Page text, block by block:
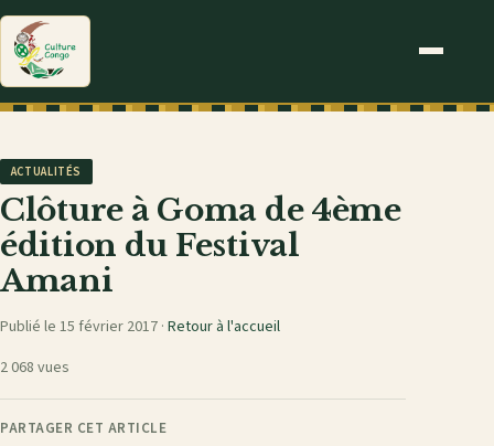
ACTUALITÉS
Clôture à Goma de 4ème
édition du Festival
Amani
Publié le 15 février 2017 · Retour à l'accueil
2 068 vues
PARTAGER CET ARTICLE